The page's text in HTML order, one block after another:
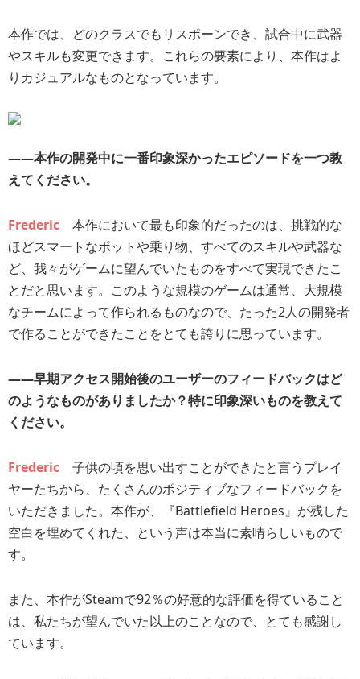
本作では、どのクラスでもリスポーンでき、試合中に武器
やスキルも変更できます。これらの要素により、本作はよ
りカジュアルなものとなっています。
――本作の開発中に一番印象深かったエピソードを一つ教
えてください。
Frederic 本作において最も印象的だったのは、挑戦的な
ほどスマートなボットや乗り物、すべてのスキルや武器な
ど、我々がゲームに望んでいたものをすべて実現できたこ
とだと思います。このような規模のゲームは通常、大規模
なチームによって作られるものなので、たった2人の開発者
で作ることができたことをとても誇りに思っています。
――早期アクセス開始後のユーザーのフィードバックはど
のようなものがありましたか？特に印象深いものを教えて
ください。
Frederic 子供の頃を思い出すことができたと言うプレイ
ヤーたちから、たくさんのポジティブなフィードバックを
いただきました。本作が、『Battlefield Heroes』が残した
空白を埋めてくれた、という声は本当に素晴らしいもので
す。
また、本作がSteamで92％の好意的な評価を得ていること
は、私たちが望んでいた以上のことなので、とても感謝し
ています。